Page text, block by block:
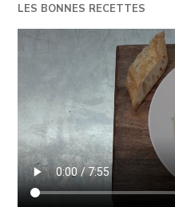
LES BONNES RECETTES